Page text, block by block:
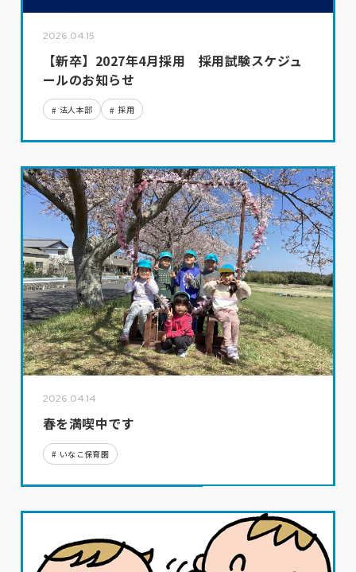
2026.04.15
【新卒】2027年4月採用 採用試験スケジュ
ールのお知らせ
法人本部 採用
2026.04.14
春を満喫中です
いなこ保育園